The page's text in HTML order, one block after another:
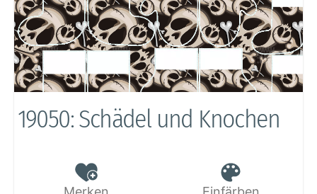
19050: Schädel und Knochen